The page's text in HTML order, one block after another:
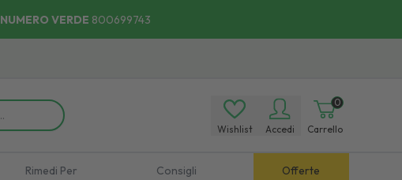
NUMERO VERDE 800699743
Wishlist Accedi
0
Carrello
Rimedi Per Consigli Offerte